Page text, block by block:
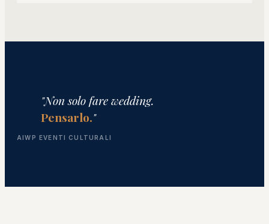
"Non solo fare wedding.
Pensarlo."
AIWP EVENTI CULTURALI